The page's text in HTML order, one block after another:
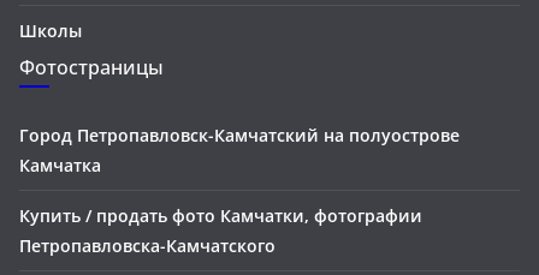
Школы
Фотостраницы
Город Петропавловск-Камчатский на полуострове
Камчатка
Купить / продать фото Камчатки, фотографии
Петропавловска-Камчатского